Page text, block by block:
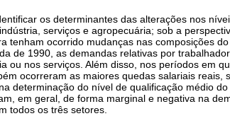
os determinantes das alterações nos
serviços e agropecuária; sob a
tenham ocorrido mudanças nas composições
de 1990, as demandas relativas por
ou nos serviços. Além disso, nos períodos em
ocorreram as maiores quedas salariais reais,
determinação do nível de qualificação médio
em geral, de forma marginal e negativa na
todos os três setores.